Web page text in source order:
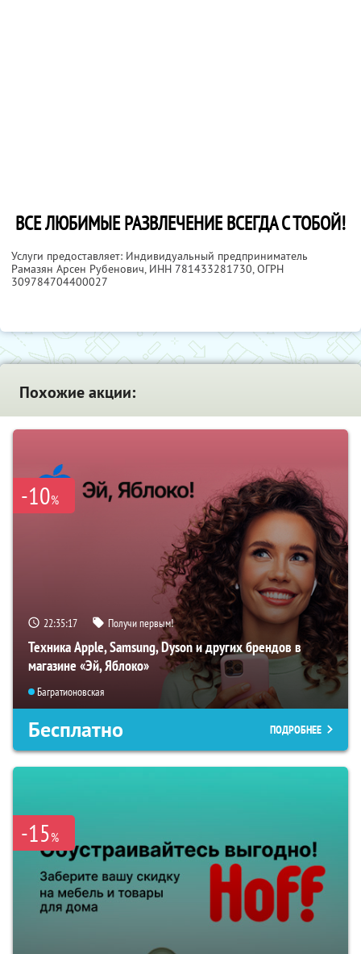
ВСЕ ЛЮБИМЫЕ РАЗВЛЕЧЕНИЕ ВСЕГДА С ТОБОЙ!
Услуги предоставляет: Индивидуальный предприниматель
Рамазян Арсен Рубенович, ИНН 781433281730, ОГРН
309784704400027
Похожие акции:
-10%
22:35:15 Получи первым!
Техника Apple, Samsung, Dyson и других брендов в
магазине «Эй, Яблоко»
Багратионовская
Бесплатно ПОДРОБНЕЕ
-15%